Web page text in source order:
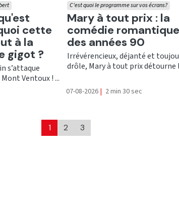
cette
à la
gigot ?
s’attaque
Ventoux ! ...
Ecouter
Mary à tout prix : la
comédie
des années 90
C'est quoi le programme sur vos écrans?
Irrévérencieux, déjanté et
drôle, Mary à tout prix détourne
07-08-2026 | 2 min 30 sec
1 2 3